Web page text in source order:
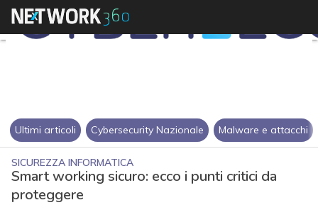
Ultimi articoli Cybersecurity Nazionale Malware e attacchi
SICUREZZA INFORMATICA
Smart working sicuro: ecco i punti critici da
proteggere